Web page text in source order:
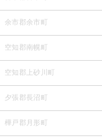
余市郡余市町
空知郡南幌町
空知郡上砂川町
夕張郡長沼町
樺戸郡月形町